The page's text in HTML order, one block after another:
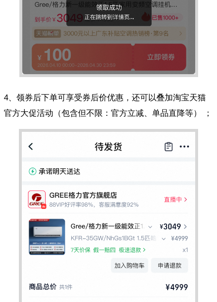
4、领券后下单可享受券后价优惠，还可以叠加淘宝天猫
官方大促活动（包含但不限：官方立减、单品直降等） ；